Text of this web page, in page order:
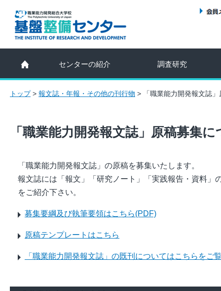
センターの紹介 調査研究
トップ> 報文誌・年報・その他の刊行物 > 「職業能力開発報文誌
「職業能力開発報文誌」原稿募集
「職業能力開発報文誌」の原稿を募集いたします。
報文誌には「報文」「研究ノート」「実践報告・資料
をご紹介下さい。
募集要綱及び執筆要領はこちら(PDF)
原稿テンプレートはこちら
「職業能力開発報文誌」の既刊についてはこちらをご